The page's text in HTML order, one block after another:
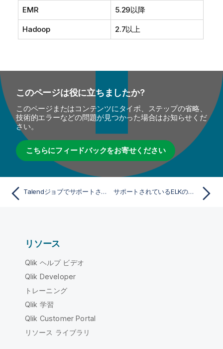
EMR 5.29以降
Hadoop 2.7以上
このページは役に立ちましたか?
このページまたはコンテンツにタイポ、ステップの省略、
技術的エラーなどの問題が見つかった場合はお知らせくだ
さい。
こちらにフィードバックをお寄せください
TalendジョブでサポートされているCloudera Navigatorのバージョン サポートされているELKのバージョン
リソース
Qlik ヘルプ ビデオ
Qlik Developer
トレーニング
Qlik 学習
Qlik Customer Portal
リソース ライブラリ